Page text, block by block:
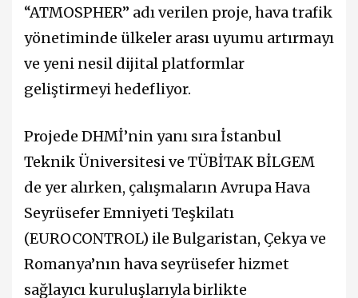
“ATMOSPHER” adı verilen proje, hava trafik
yönetiminde ülkeler arası uyumu artırmayı
ve yeni nesil dijital platformlar
geliştirmeyi hedefliyor.
Projede DHMİ’nin yanı sıra İstanbul
Teknik Üniversitesi ve TÜBİTAK BİLGEM
de yer alırken, çalışmaların Avrupa Hava
Seyrüsefer Emniyeti Teşkilatı
(EUROCONTROL) ile Bulgaristan, Çekya ve
Romanya’nın hava seyrüsefer hizmet
sağlayıcı kuruluşlarıyla birlikte